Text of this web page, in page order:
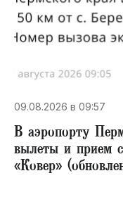
09.08.2026 в 09:57
В аэропорту
вылеты и прием
«Ковер»